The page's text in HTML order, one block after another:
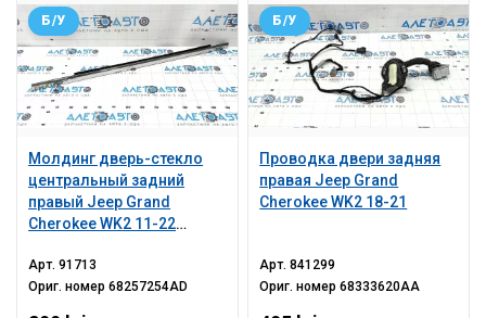
Молдинг дверь-стекло
центральный задний
правый Jeep Grand
Cherokee WK2 11-22
Б/У
Арт.91713
Ориг. номер68257254AD
Проводка двери задняя
правая Jeep Grand
Cherokee WK2 18-21
Б/У
Арт.841299
Ориг. номер68333620AA